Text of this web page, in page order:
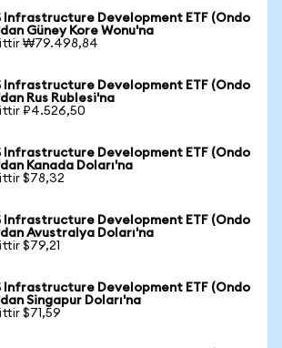
Infrastructure Development ETF (Ondo
Güney Kore Wonu'na
₩79.498,84
Infrastructure Development ETF (Ondo
Rus Rublesi'na
₽4.526,50
Infrastructure Development ETF (Ondo
Kanada Doları'na
$78,32
Infrastructure Development ETF (Ondo
Avustralya Doları'na
$79,21
Infrastructure Development ETF (Ondo
Singapur Doları'na
$71,59